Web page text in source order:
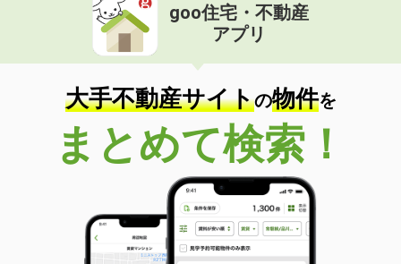
goo住宅・不動産
アプリ
大手不動産サイトの物件を
まとめて検索！